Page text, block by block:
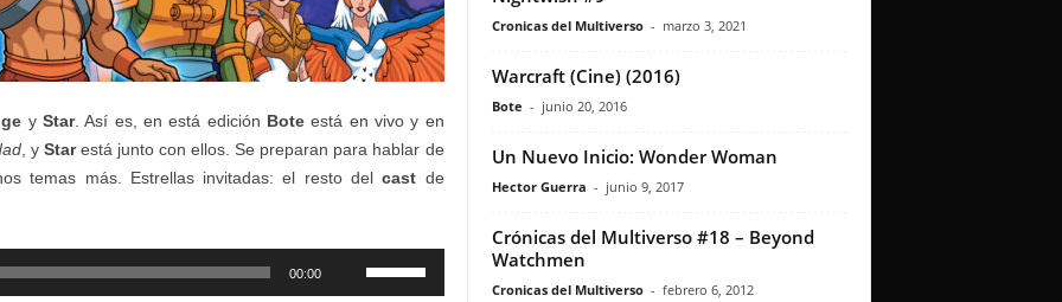
y Star. Así es, en está edición Boteestá en vivo y en
, y Starestá junto con ellos. Se preparan para hablar de
temas más. Estrellas invitadas: el resto delcast de
00:00
Cronicas del Multiverso - marzo 3, 2021
Warcraft (Cine) (2016)
Bote - junio 20, 2016
Un Nuevo Inicio: Wonder Woman
Hector Guerra - junio 9, 2017
Crónicas del Multiverso #18 – Beyond
Watchmen
Cronicas del Multiverso - febrero 6, 2012